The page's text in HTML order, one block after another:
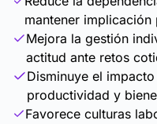
mantener implicación
Mejora la gestión
actitud ante retos
Disminuye el
productividad y
Favorece culturas